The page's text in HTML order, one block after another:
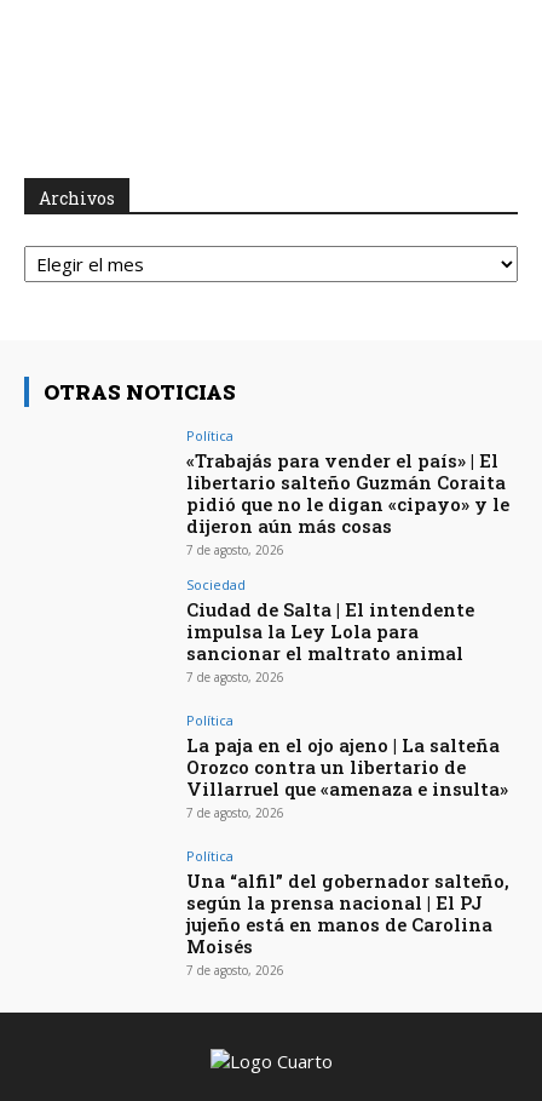
Archivos
Archivos
OTRAS NOTICIAS
Política
«Trabajás para vender el país» | El
libertario salteño Guzmán Coraita
pidió que no le digan «cipayo» y le
dijeron aún más cosas
7 de agosto, 2026
Sociedad
Ciudad de Salta | El intendente
impulsa la Ley Lola para
sancionar el maltrato animal
7 de agosto, 2026
Política
La paja en el ojo ajeno | La salteña
Orozco contra un libertario de
Villarruel que «amenaza e insulta»
7 de agosto, 2026
Política
Una “alfil” del gobernador salteño,
según la prensa nacional | El PJ
jujeño está en manos de Carolina
Moisés
7 de agosto, 2026